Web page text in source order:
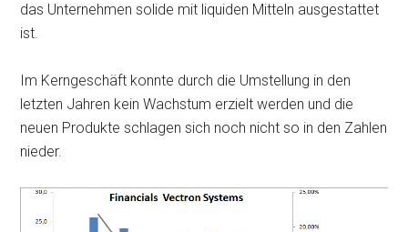
das Unternehmen solide mit liquiden Mitteln ausgestattet
ist.
Im Kerngeschäft konnte durch die Umstellung in den
letzten Jahren kein Wachstum erzielt werden und die
neuen Produkte schlagen sich noch nicht so in den Zahlen
nieder.